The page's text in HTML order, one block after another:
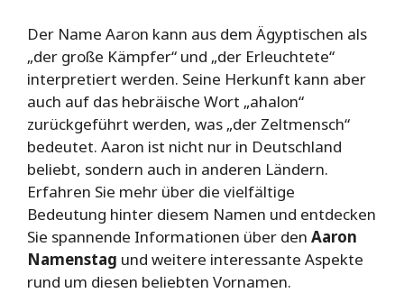
Der Name Aaron kann aus dem Ägyptischen als
„der große Kämpfer“ und „der Erleuchtete“
interpretiert werden. Seine Herkunft kann aber
auch auf das hebräische Wort „ahalon“
zurückgeführt werden, was „der Zeltmensch“
bedeutet. Aaron ist nicht nur in Deutschland
beliebt, sondern auch in anderen Ländern.
Erfahren Sie mehr über die vielfältige
Bedeutung hinter diesem Namen und entdecken
Sie spannende Informationen über den Aaron
Namenstag und weitere interessante Aspekte
rund um diesen beliebten Vornamen.